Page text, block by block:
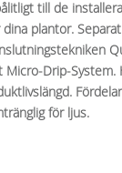
till de
plantor.
Micro-Drip-System.
för ljus.